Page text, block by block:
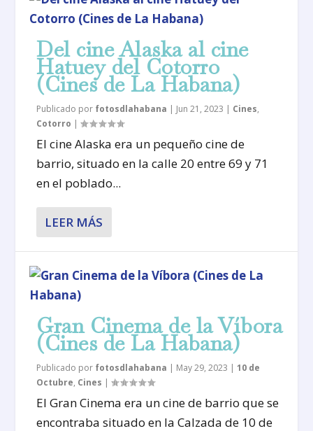
Del cine Alaska al cine
Hatuey del Cotorro
(Cines de La Habana)
Publicado por fotosdlahabana | Jun 21, 2023 | Cines,
Cotorro |
El cine Alaska era un pequeño cine de
barrio, situado en la calle 20 entre 69 y 71
en el poblado...
LEER MÁS
Gran Cinema de la Víbora
(Cines de La Habana)
Publicado por fotosdlahabana | May 29, 2023 |10 de
Octubre, Cines |
El Gran Cinema era un cine de barrio que se
encontraba situado en la Calzada de 10 de